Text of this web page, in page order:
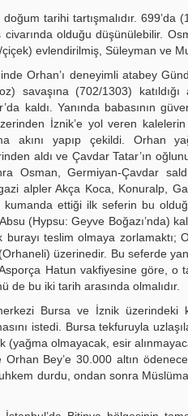
tarihi tartışmalıdır. 699’da
olduğu düşünülebilir.
evlendirilmiş, Süleyman ve
Orhan’ı deneyimli atabey
savaşına (702/1303)
kaldı. Yanında babasının
İznik’e yol veren kalelerin
akını yapıp çekildi. Orhan
aldı ve Çavdar Tatar’ın
Germiyan-Çavdar
alpler Akça Koca, Konuralp,
kumanda ettiği ilk seferin bu
(Hypsu: Geyve Boğazı’nda)
burayı teslim olmaya
üzerinedir. Bu seferde
Hatun vakfiyesine göre, o
de bu iki tarih arasında olmalıdır.
Bursa ve İznik üzerindeki
istedi. Bursa tekfuruyla
olmayacak, esir
Bey’e 30.000 altın
durdu, ondan sonra